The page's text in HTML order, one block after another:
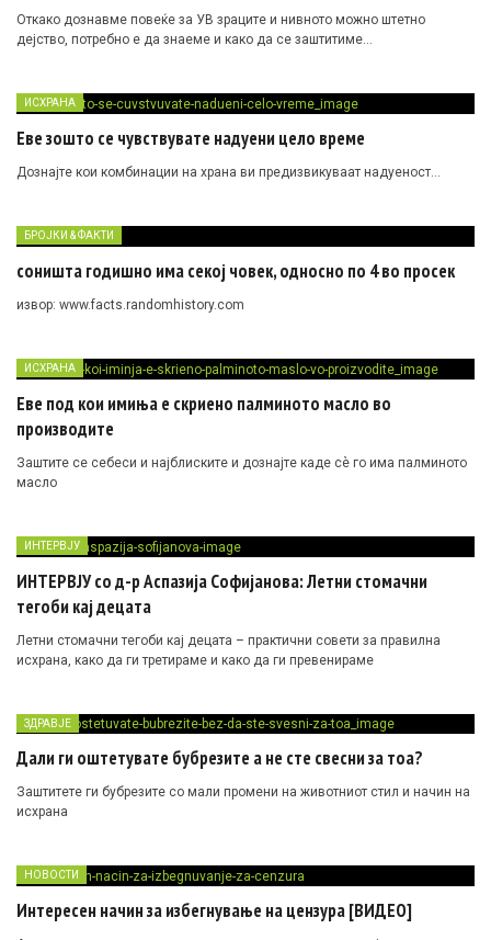
Откако дознавме повеќе за УВ зраците и нивното можно штетно
дејство, потребно е да знаеме и како да се заштитиме…
ИСХРАНА
Еве зошто се чувствувате надуени цело време
Дознајте кои комбинации на храна ви предизвикуваат надуеност…
БРОЈКИ & ФАКТИ
соништа годишно има секој човек, односно по 4 во просек
извор: www.facts.randomhistory.com
ИСХРАНА
Еве под кои имиња е скриено палминото масло во
производите
Заштите се себеси и најблиските и дознајте каде сè го има палминото
масло
ИНТЕРВЈУ
ИНТЕРВЈУ со д-р Аспазија Софијанова: Летни стомачни
тегоби кај децата
Летни стомачни тегоби кај децата – практични совети за правилна
исхрана, како да ги третираме и како да ги превенираме
ЗДРАВЈЕ
Дали ги оштетувате бубрезите а не сте свесни за тоа?
Заштитете ги бубрезите со мали промени на животниот стил и начин на
исхрана
НОВОСТИ
Интересен начин за избегнување на цензура [ВИДЕО]